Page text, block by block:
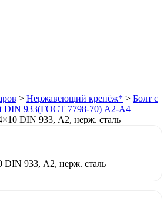
> Нержавеющий крепёж* > Болт с
DIN 933(ГОСТ 7798-70) А2-А4
DIN 933, А2, нерж. сталь